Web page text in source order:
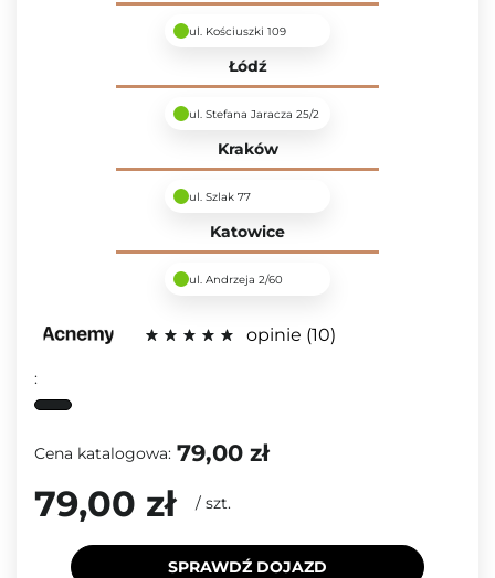
ul. Kościuszki 109
Łódź
ul. Stefana Jaracza 25/2
Kraków
ul. Szlak 77
Katowice
ul. Andrzeja 2/60
opinie 10
:
Cena katalogowa: 79,00 zł
79,00 zł / szt.
SPRAWDŹ DOJAZD